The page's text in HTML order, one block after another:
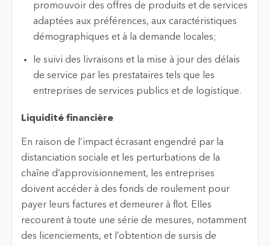
promouvoir des offres de produits et de services
adaptées aux préférences, aux caractéristiques
démographiques et à la demande locales;
le suivi des livraisons et la mise à jour des délais
de service par les prestataires tels que les
entreprises de services publics et de logistique.
Liquidité financière
En raison de l’impact écrasant engendré par la
distanciation sociale et les perturbations de la
chaîne d’approvisionnement, les entreprises
doivent accéder à des fonds de roulement pour
payer leurs factures et demeurer à flot. Elles
recourent à toute une série de mesures, notamment
des licenciements, et l’obtention de sursis de